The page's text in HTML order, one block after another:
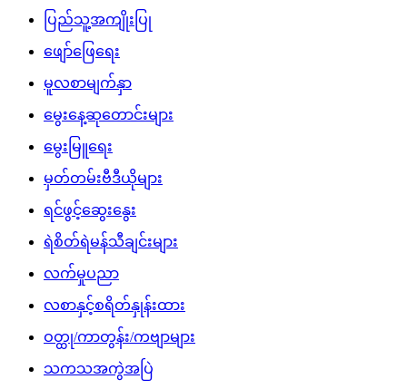
ပြည်သူ့အကျိုးပြု
ဖျော်ဖြေရေး
မူလစာမျက်နှာ
မွေးနေ့ဆုတောင်းများ
မွေးမြူရေး
မှတ်တမ်းဗီဒီယိုများ
ရင်ဖွင့်ဆွေးနွေး
ရဲစိတ်ရဲမန်သီချင်းများ
လက်မှုပညာ
လစာနှင့်စရိတ်နှုန်းထား
ဝတ္ထု/ကာတွန်း/ကဗျာများ
သကသအကွဲအပြဲ